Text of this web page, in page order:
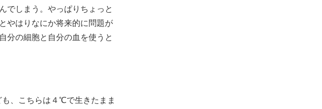
でしまう。やっぱりちょっと
やはりなにか将来的に問題が
分の細胞と自分の血を使うと
、こちらは４℃で生きたまま